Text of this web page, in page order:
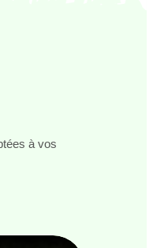
à vos